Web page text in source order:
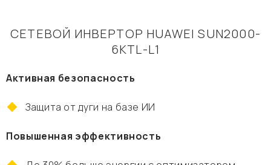
СЕТЕВОЙ ИНВЕРТОР HUAWEI SUN2000-
6KTL-L1
Активная безопасность
Защита от дуги на базе ИИ
Повышенная эффективность